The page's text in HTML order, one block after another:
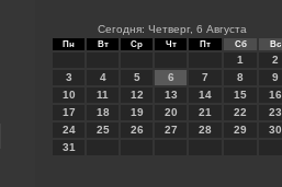
Сегодня: Четверг, 6 Августа
Пн Вт Ср Чт Пт Сб Вс
1
2
3
4 5 6 7 8
9
10
11 12 13 14 15
16
17
18 19 20 21 22
23
24
25 26 27 28 29
30
31